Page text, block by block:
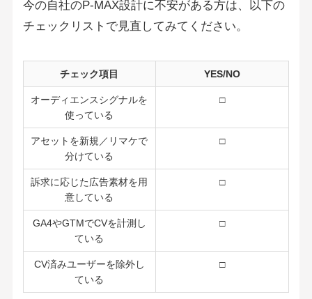
今の自社のP-MAX設計に不安がある方は、以下の
チェックリストで見直してみてください。
チェック項目 YES/NO
オーディエンスシグナルを
使っている
□
アセットを新規／リマケで
分けている
□
訴求に応じた広告素材を用
意している
□
GA4やGTMでCVを計測し
ている
□
CV済みユーザーを除外し
ている
□